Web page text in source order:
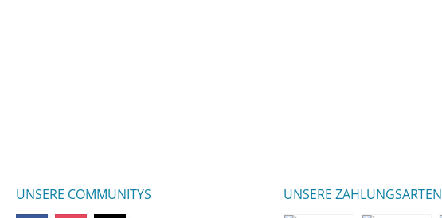
UNSERE COMMUNITYS UNSERE ZAHLUNGSARTEN